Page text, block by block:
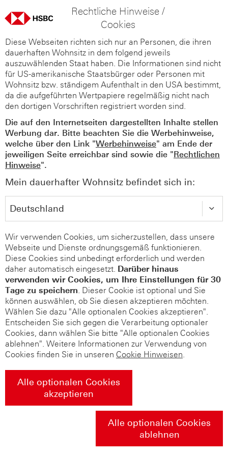
Rechtliche Hinweise /
Cookies
Diese Webseiten richten sich nur an Personen, die ihren
dauerhaften Wohnsitz in dem folgend jeweils
auszuwählenden Staat haben. Die Informationen sind nicht
für US-amerikanische Staatsbürger oder Personen mit
Wohnsitz bzw. ständigem Aufenthalt in den USA bestimmt,
da die aufgeführten Wertpapiere regelmäßig nicht nach
den dortigen Vorschriften registriert worden sind.
Die auf den Internetseiten dargestellten Inhalte stellen
Werbung dar. Bitte beachten Sie die Werbehinweise,
welche über den Link "Werbehinweise" am Ende der
jeweiligen Seite erreichbar sind sowie die "Rechtlichen
Hinweise".
Mein dauerhafter Wohnsitz befindet sich in:
Wir verwenden Cookies, um sicherzustellen, dass unsere
Webseite und Dienste ordnungsgemäß funktionieren.
Diese Cookies sind unbedingt erforderlich und werden
daher automatisch eingesetzt. Darüber hinaus
verwenden wir Cookies, um Ihre Einstellungen für 30
Tage zu speichern. Dieser Cookie ist optional und Sie
können auswählen, ob Sie diesen akzeptieren möchten.
Wählen Sie dazu "Alle optionalen Cookies akzeptieren".
Entscheiden Sie sich gegen die Verarbeitung optionaler
Cookies, dann wählen Sie bitte "Alle optionalen Cookies
ablehnen". Weitere Informationen zur Verwendung von
Cookies finden Sie in unseren Cookie Hinweisen.
Alle optionalen Cookies
akzeptieren
Alle optionalen Cookies
ablehnen